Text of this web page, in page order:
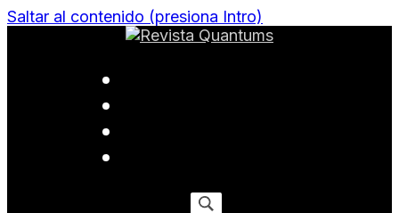
Saltar al contenido (presiona Intro)
Revista Quantums